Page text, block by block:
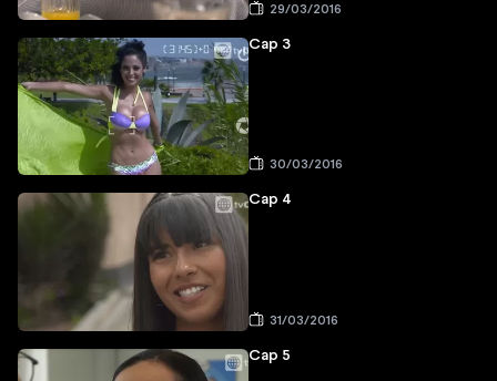
29/03/2016
Cap 3
30/03/2016
Cap 4
31/03/2016
Cap 5